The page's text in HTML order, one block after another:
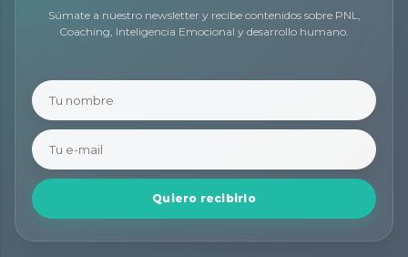
Súmate a nuestro newsletter y recibe contenidos sobre PNL,
Coaching, Inteligencia Emocional y desarrollo humano.
Quiero recibirlo